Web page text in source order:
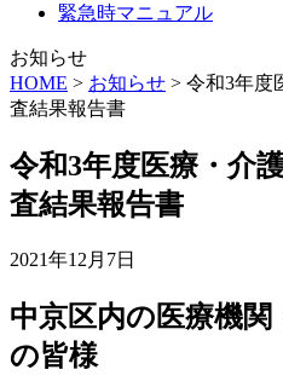
緊急時マニュアル
お知らせ
HOME > お知らせ > 令和3年度
査結果報告書
令和3年度医療・介
査結果報告書
2021年12月7日
中京区内の医療機関
の皆様